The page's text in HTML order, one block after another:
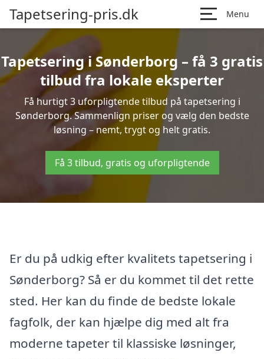
Tapetsering-pris.dk Menu
Tapetsering i Sønderborg – få 3 gratis
tilbud fra lokale eksperter
Få hurtigt 3 uforpligtende tilbud på tapetsering i
Sønderborg. Sammenlign priser og vælg den bedste
løsning – nemt, trygt og helt gratis.
Få 3 tilbud, gratis og uforpligtende
Er du på udkig efter kvalitets tapetsering i
Sønderborg? Så er du kommet til det rette
sted. Her kan du finde de bedste lokale
fagfolk, der kan hjælpe dig med alt fra
moderne tapeter til klassiske løsninger,